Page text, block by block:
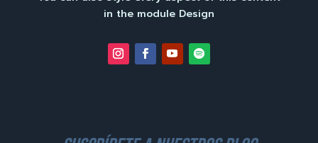
in the module Design